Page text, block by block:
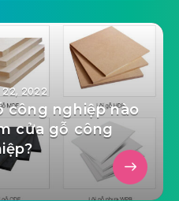
2022
công nghiệp nào
cửa gỗ công